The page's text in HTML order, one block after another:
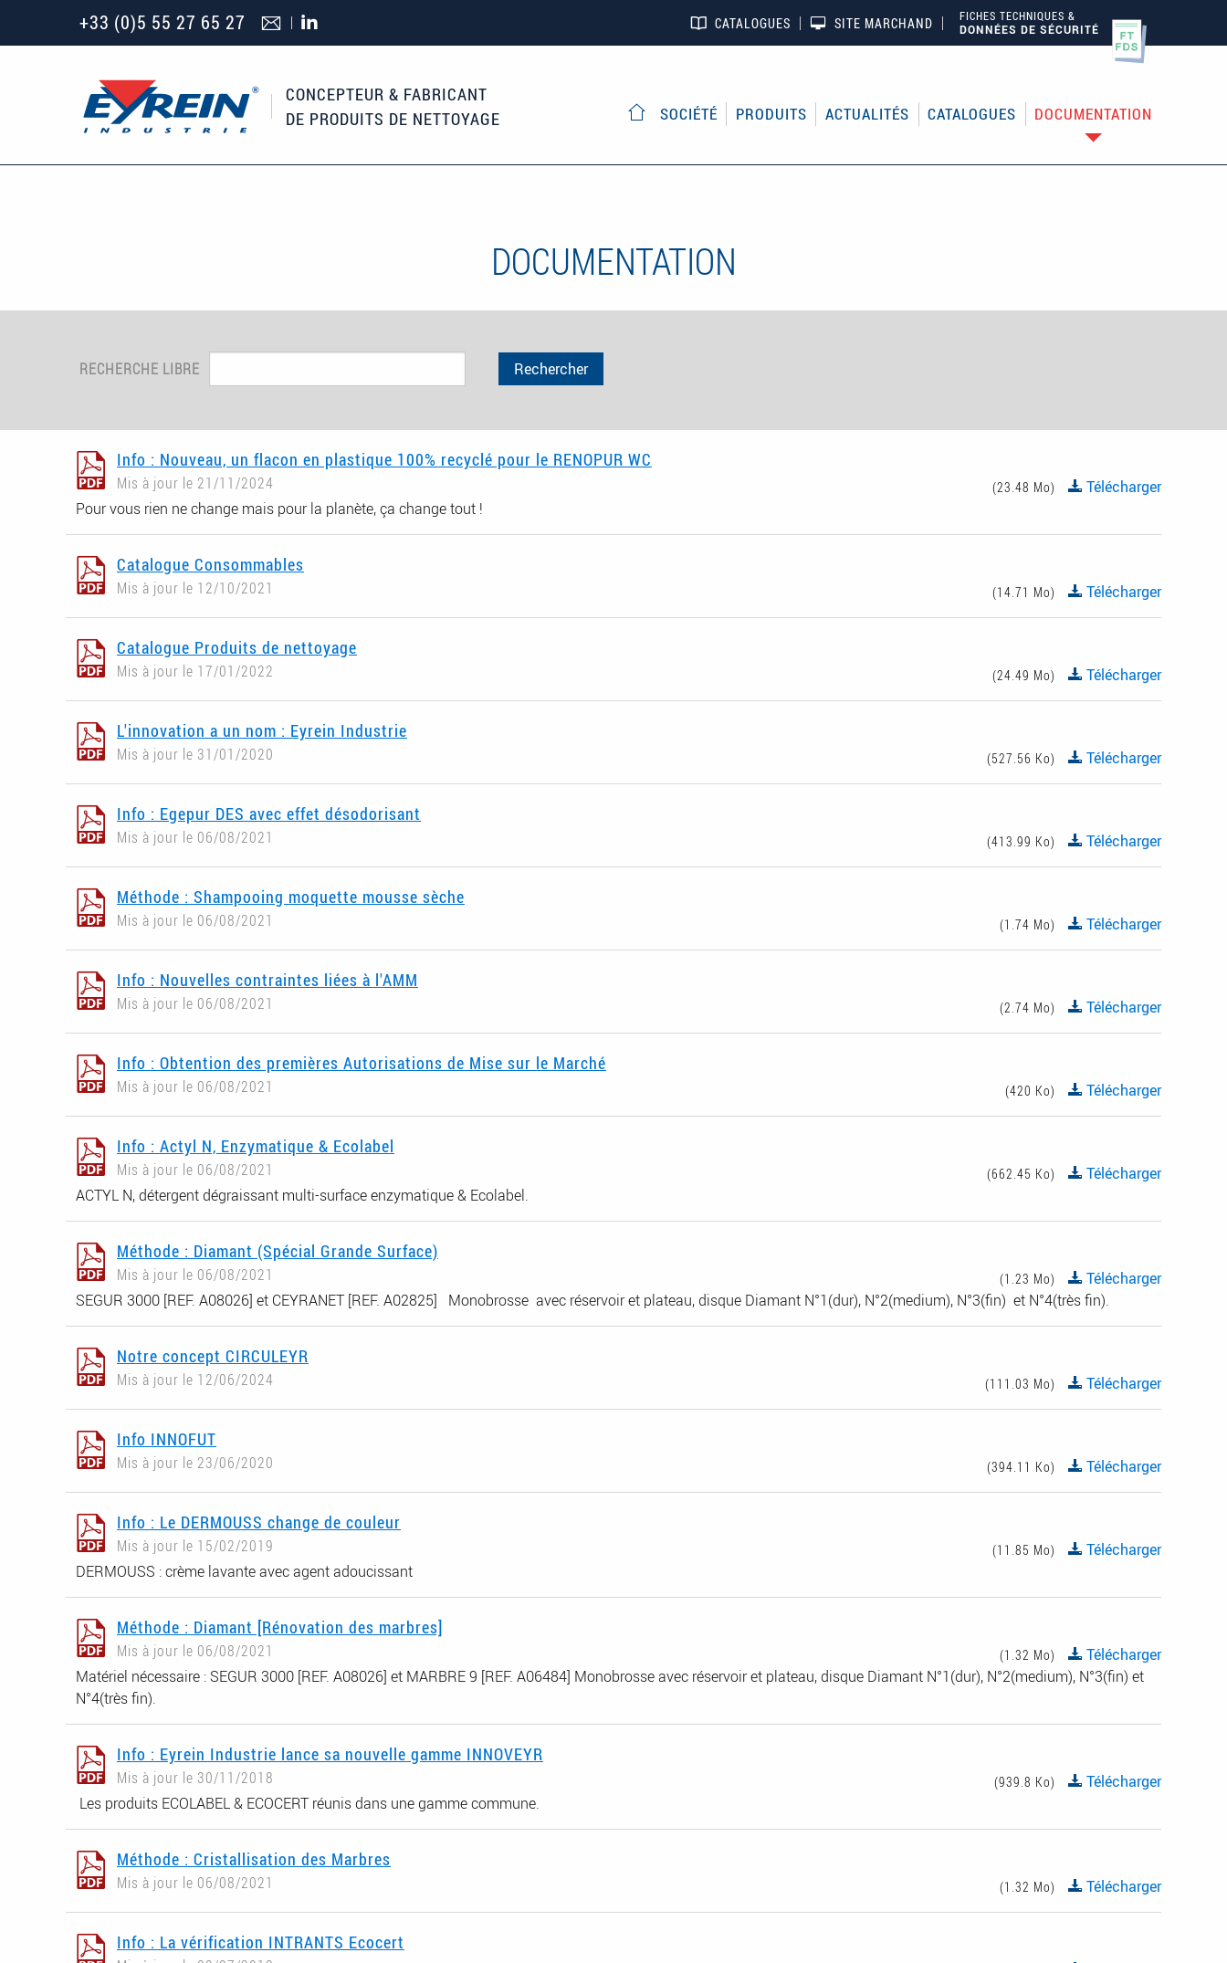
Aller au contenu principal
+33 (0)5 55 27 65 27 CATALOGUES SITE MARCHAND
FICHES TECHNIQUES &
DONNÉES DE SÉCURITÉ
CONCEPTEUR & FABRICANT
DE PRODUITS DE NETTOYAGE
SOCIÉTÉ PRODUITS ACTUALITÉS CATALOGUES DOCUMENTATION
DOCUMENTATION
RECHERCHE LIBRE Rechercher
Info : Nouveau, un flacon en plastique 100% recyclé pour le RENOPUR WC
Mis à jour le 21/11/2024 (23.48 Mo)
Télécharger
Pour vous rien ne change mais pour la planète, ça change tout !
Catalogue Consommables
Mis à jour le 12/10/2021 (14.71 Mo) Télécharger
Catalogue Produits de nettoyage
Mis à jour le 17/01/2022 (24.49 Mo) Télécharger
L'innovation a un nom : Eyrein Industrie
Mis à jour le 31/01/2020 (527.56 Ko) Télécharger
Info : Egepur DES avec effet désodorisant
Mis à jour le 06/08/2021 (413.99 Ko) Télécharger
Méthode : Shampooing moquette mousse sèche
Mis à jour le 06/08/2021 (1.74 Mo) Télécharger
Info : Nouvelles contraintes liées à l'AMM
Mis à jour le 06/08/2021 (2.74 Mo) Télécharger
Info : Obtention des premières Autorisations de Mise sur le Marché
Mis à jour le 06/08/2021 (420 Ko) Télécharger
Info : Actyl N, Enzymatique & Ecolabel
Mis à jour le 06/08/2021 (662.45 Ko)
Télécharger
ACTYL N, détergent dégraissant multi-surface enzymatique & Ecolabel.
Méthode : Diamant (Spécial Grande Surface)
Mis à jour le 06/08/2021 (1.23 Mo)
Télécharger
SEGUR 3000 [REF. A08026] et CEYRANET [REF. A02825] Monobrosse avec réservoir et plateau, disque Diamant N°1(dur), N°2(medium), N°3(fin) et N°4(très fin).
Notre concept CIRCULEYR
Mis à jour le 12/06/2024 (111.03 Mo) Télécharger
Info INNOFUT
Mis à jour le 23/06/2020 (394.11 Ko) Télécharger
Info : Le DERMOUSS change de couleur
Mis à jour le 15/02/2019 (11.85 Mo)
Télécharger
DERMOUSS : crème lavante avec agent adoucissant
Méthode : Diamant [Rénovation des marbres]
Mis à jour le 06/08/2021 (1.32 Mo)
Télécharger
Matériel nécessaire : SEGUR 3000 [REF. A08026] et MARBRE 9 [REF. A06484] Monobrosse avec réservoir et plateau, disque Diamant N°1(dur), N°2(medium), N°3(fin) et
N°4(très fin).
Info : Eyrein Industrie lance sa nouvelle gamme INNOVEYR
Mis à jour le 30/11/2018 (939.8 Ko)
Télécharger
Les produits ECOLABEL & ECOCERT réunis dans une gamme commune.
Méthode : Cristallisation des Marbres
Mis à jour le 06/08/2021 (1.32 Mo) Télécharger
Info : La vérification INTRANTS Ecocert